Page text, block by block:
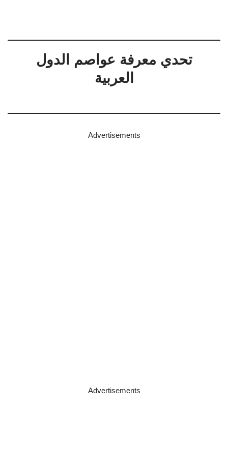
تحدي معرفة عواصم الدول
العربية
Advertisements
Advertisements